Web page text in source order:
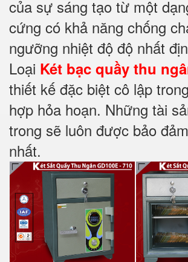
của sự sáng tạo từ một
cứng có khả năng chống
ngưỡng nhiệt độ độ nhất
Loại Két bạc quầy thu
thiết kế đặc biệt cô lập
hợp hỏa hoạn. Những tài
trong sẽ luôn được bảo
nhất.